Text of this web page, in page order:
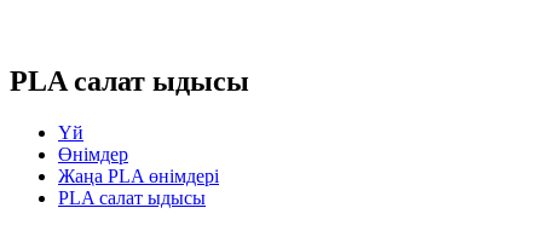
PLA салат ыдысы
Үй
Өнімдер
Жаңа PLA өнімдері
PLA салат ыдысы